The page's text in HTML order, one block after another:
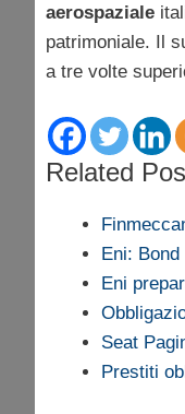
aerospaziale
patrimoniale. Il
a tre volte
Related
Eni:
Eni
Seat
Prestiti